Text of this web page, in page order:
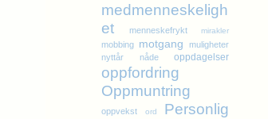
medmenneskeligh
et
menneskefrykt mirakler
mobbing motgang
muligheter
nyttår
nåde oppdagelser
oppfordring
Oppmuntring
oppvekst ord
Personlig